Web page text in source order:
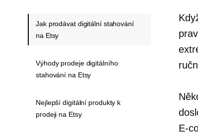
E-
Jak prodávat digitální stahování
na Etsy
Výhody prodeje digitálního
stahování na Etsy
Nejlepší digitální produkty k
prodeji na Etsy